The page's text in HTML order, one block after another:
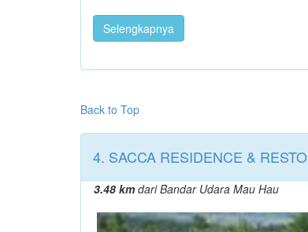
Selengkapnya
Back to Top
4. SACCA RESIDENCE & RESTO
3.48 kmdari Bandar Udara Mau Hau